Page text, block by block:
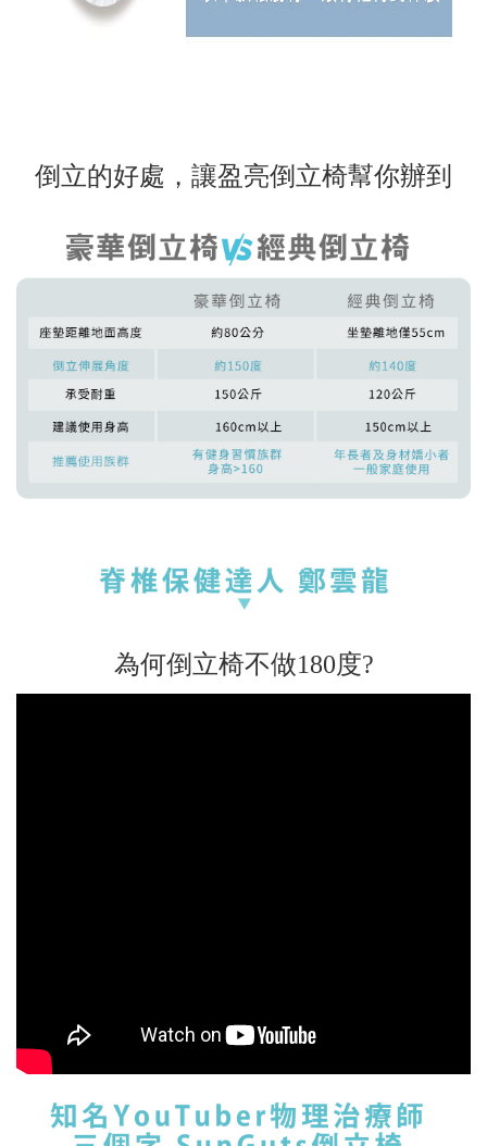
倒立的好處，讓盈亮倒立椅幫你辦到
為何倒立椅不做180度?